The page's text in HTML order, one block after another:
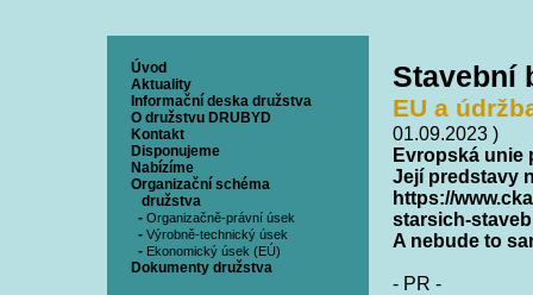
Úvod
Aktuality
Informační deska družstva
O družstvu DRUBYD
Kontakt
Disponujeme
Nabízíme
Organizační schéma
družstva
- Organizačně-právní úsek
- Výrobně-technický úsek
- Ekonomický úsek (EÚ)
Dokumenty družstva
Stavební
EU a
01.09.2023 )
Evropská unie
Její predstavy
https://
starsich-staveb
A nebude to
- PR -